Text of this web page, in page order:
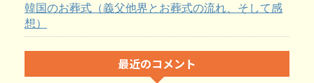
韓国のお葬式（義父他界とお葬式の流れ、そして感
想）
最近のコメント